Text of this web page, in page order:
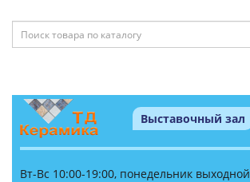
Выставочный зал
Вт-Вс 10:00-19:00, понедельник выходной